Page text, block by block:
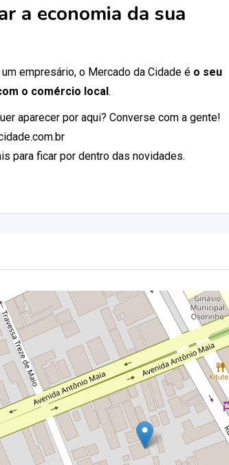
a economia da sua
empresário, o Mercado da Cidade é o seu
o comércio local.
aparecer por aqui? Converse com a gente!
para ficar por dentro das novidades.